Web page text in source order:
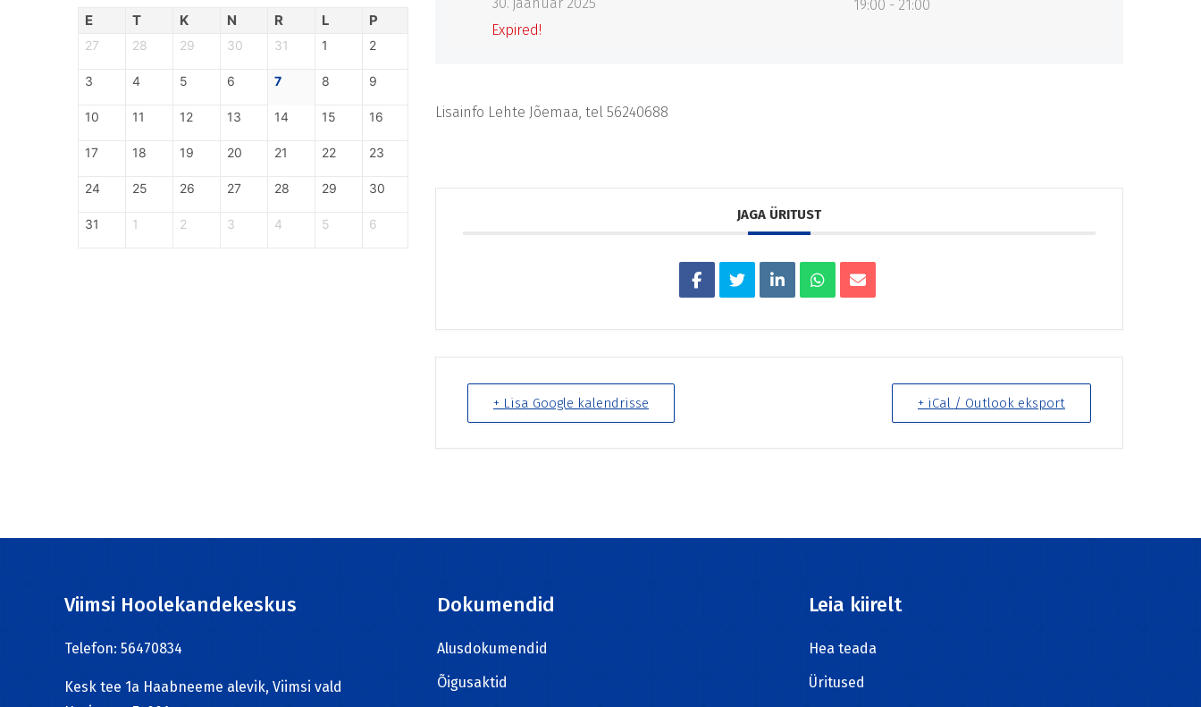
E T K N R L P
27 28 29 30 31 1 2
3 4 5 6 7 8 9
10 11 12 13 14 15 16
17 18 19 20 21 22 23
24 25 26 27 28 29 30
31 1 2 3 4 5 6
Expired!
19:00 - 21:00
Lisainfo Lehte Jõemaa, tel 56240688
JAGA ÜRITUST
+ Lisa Google kalendrisse + iCal / Outlook eksport
Viimsi Hoolekandekeskus
Telefon: 56470834
Kesk tee 1a Haabneeme alevik, Viimsi vald
Dokumendid
Alusdokumendid
Õigusaktid
Leia kiirelt
Hea teada
Üritused